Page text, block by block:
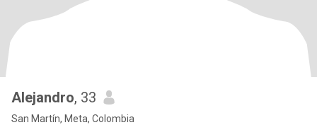
Alejandro, 33
San Martín, Meta, Colombia